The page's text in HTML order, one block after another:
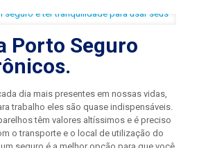
Porto Seguro
dia mais presentes em nossas vidas,
trabalho eles são quase indispensáveis.
têm valores altíssimos e é preciso
o transporte e o local de utilização do